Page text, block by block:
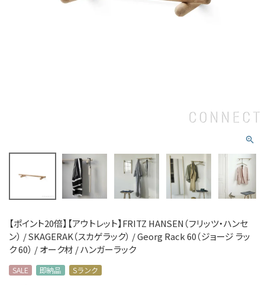
【ポイント20倍】【アウトレット】FRITZ HANSEN（フリッツ・ハンセ
ン） / SKAGERAK（スカゲラック） / Georg Rack 60（ジョージ ラッ
ク 60） / オーク材 / ハンガーラック
SALE 即納品 Sランク